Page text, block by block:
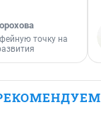
точку на